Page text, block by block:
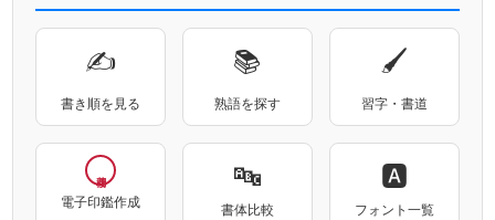
✍
書き順を見る
📚
熟語を探す
🖌
習字・書道
電子印鑑作成
🔤
書体比較
🅰
フォント一覧